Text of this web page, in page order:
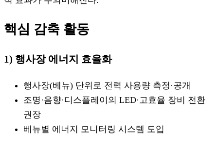
핵심 감축 활동
1) 행사장 에너지 효율화
행사장(베뉴) 단위로 전력 사용량 측정·공개
조명·음향·디스플레이의 LED·고효율 장비 전환
권장
베뉴별 에너지 모니터링 시스템 도입